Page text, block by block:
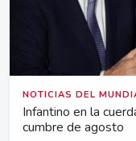
NOTICIAS DEL
Infantino en la
cumbre de agosto